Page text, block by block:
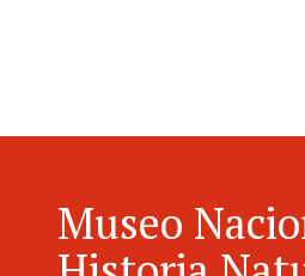
Museo